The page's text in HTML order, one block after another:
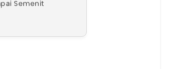
Semenit